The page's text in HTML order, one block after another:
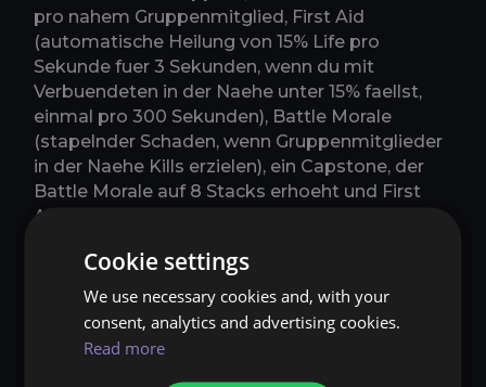
pro nahem Gruppenmitglied, First Aid
(automatische Heilung von 15% Life pro
Sekunde fuer 3 Sekunden, wenn du mit
Verbuendeten in der Naehe unter 15% faellst,
einmal pro 300 Sekunden), Battle Morale
(stapelnder Schaden, wenn Gruppenmitglieder
in der Naehe Kills erzielen), ein Capstone, der
Battle Morale auf 8 Stacks erhoeht und First
Aid auf 180 Sekunden senkt, und Sacrifice, das
gesamte nahe Gruppe verwandelt. Soldier
glaenzt in organisiertem Shadow War, Rite of
Exile und koordinierten Battleground-Gruppen.
Cookie settings
We use necessary cookies and, with your
consent, analytics and advertising cookies.
Read more